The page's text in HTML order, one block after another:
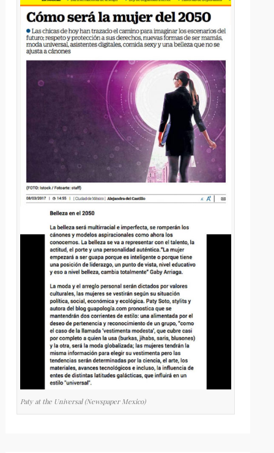
Paty at the Universal (Newspaper Mexico)